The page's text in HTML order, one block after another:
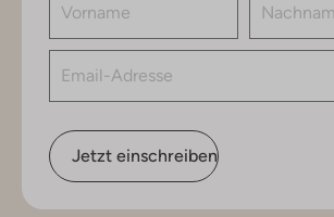
Jetzt einschreiben